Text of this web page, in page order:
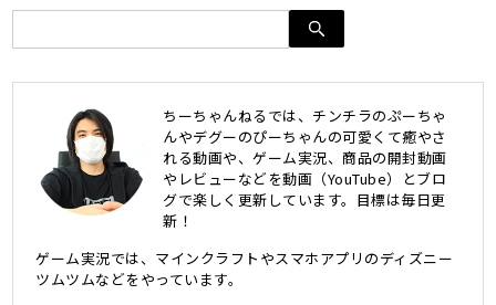
ちーちゃんねるでは、チンチラのぷーちゃ
んやデグーのぴーちゃんの可愛くて癒やさ
れる動画や、ゲーム実況、商品の開封動画
やレビューなどを動画（YouTube）とブロ
グで楽しく更新しています。目標は毎日更
新！
ゲーム実況では、マインクラフトやスマホアプリのディズニー
ツムツムなどをやっています。